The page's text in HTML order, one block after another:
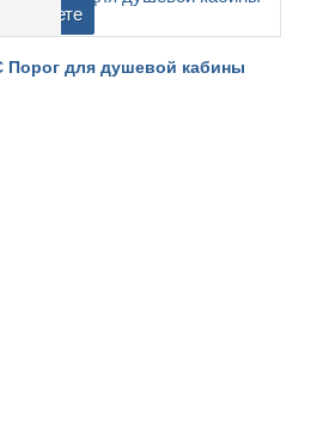
Порог для душевой кабины